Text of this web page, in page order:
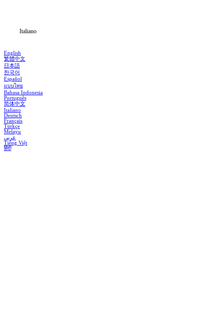
Italiano
English
繁體中文
日本語
한국어
Español
แบบไทย
Bahasa Indonesia
Português
简体中文
Italiano
Deutsch
Français
Türkçe
Melayu
عربي
Tiếng Việt
हिंदी